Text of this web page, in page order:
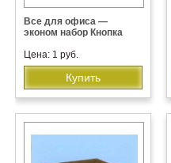
Все для офиса —
эконом набор Кнопка
Цена: 1 руб.
Купить